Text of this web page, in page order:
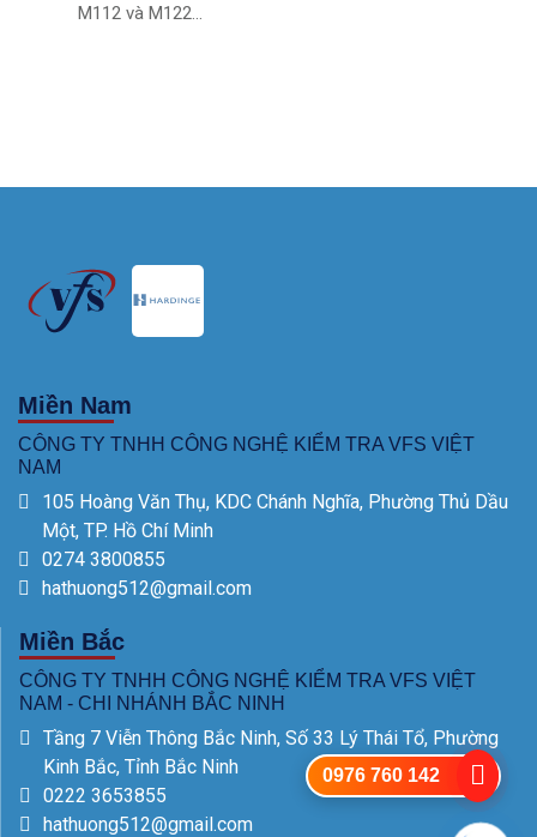
M112 và M122
UKAS phê duyệt
Miền Nam
CÔNG TY TNHH CÔNG NGHỆ KIỂM TRA VFS VIỆT
NAM
105 Hoàng Văn Thụ, KDC Chánh Nghĩa, Phường Thủ Dầu
Một, TP. Hồ Chí Minh
0274 3800855
hathuong512@gmail.com
Miền Bắc
CÔNG TY TNHH CÔNG NGHỆ KIỂM TRA VFS VIỆT
NAM - CHI NHÁNH BẮC NINH
Tầng 7 Viễn Thông Bắc Ninh, Số 33 Lý Thái Tổ, Phường
Kinh Bắc, Tỉnh Bắc Ninh
0222 3653855
hathuong512@gmail.com
0976 760 142